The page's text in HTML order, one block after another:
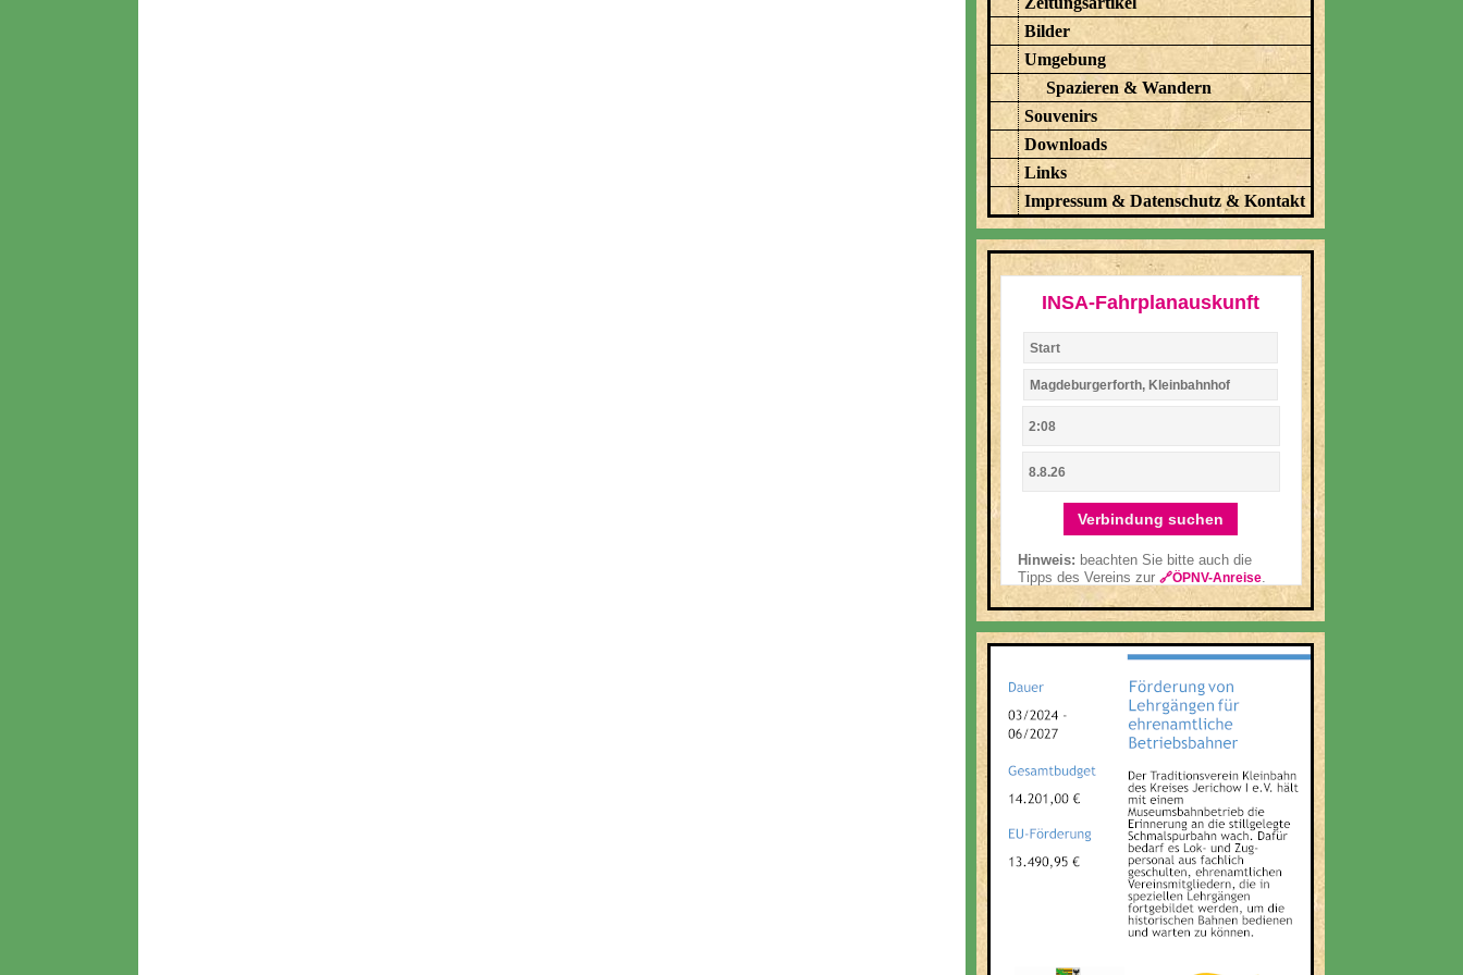
Bilder
Umgebung
Spazieren & Wandern
Souvenirs
Downloads
Links
Impressum & Datenschutz & Kontakt
INSA-Fahrplanauskunft
Verbindung suchen
Hinweis: beachten Sie bitte auch die
Tipps des Vereins zur 🔗ÖPNV-Anreise.